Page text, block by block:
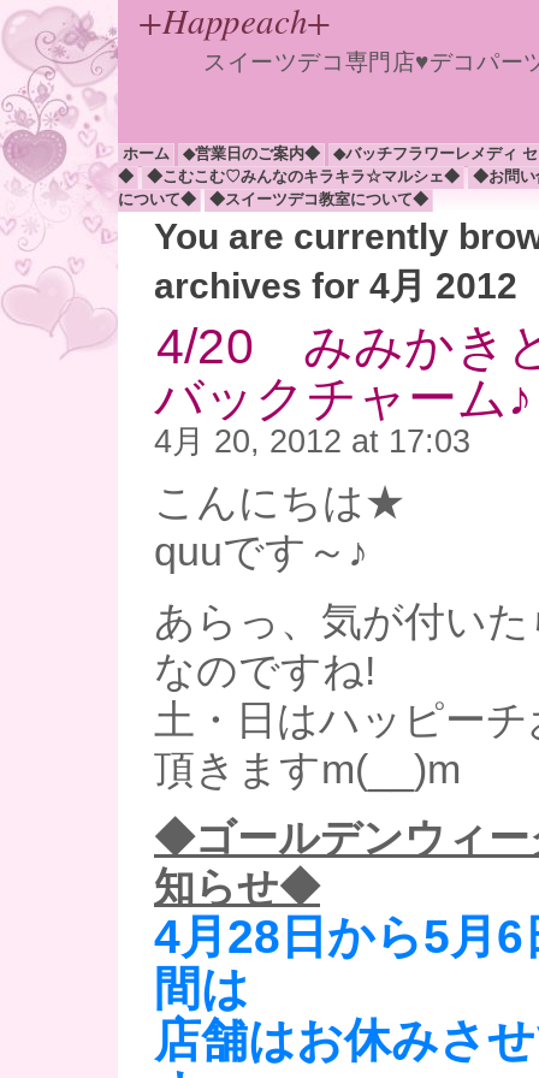
+Happeach+
スイーツデコ専門店♥デコパ
ホーム ◆営業日のご案内◆
◆バッチフラワーレメディ
◆
◆こむこむ♡みんなのキラキラ☆マルシェ◆
◆お問
について◆
◆スイーツデコ教室について◆
You are currently
archives for 4月 2012
4/20 みみかき
バックチャーム♪
4月 20, 2012 at 17:03
こんにちは★
quuです～♪
あらっ、気が付い
なのですね!
土・日はハッピー
頂きますm(__)m
◆ゴールデンウィー
知らせ◆
4月28日から5月6
間は
店舗はお休みさ